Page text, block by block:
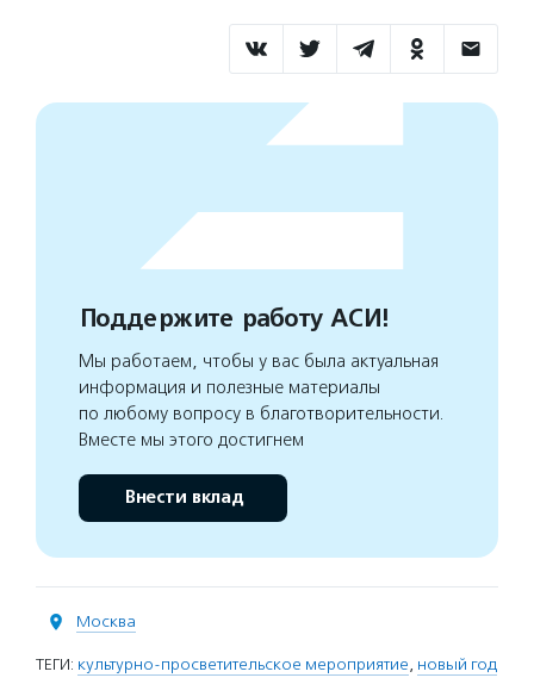
Поддержите работу АСИ!
Мы работаем, чтобы у вас была актуальная
информация и полезные материалы
по любому вопросу в благотворительности.
Вместе мы этого достигнем
Внести вклад
Москва
ТЕГИ: культурно-просветительское мероприятие, новый год